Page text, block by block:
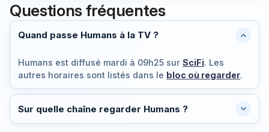
Questions fréquentes
Quand passe Humans à la TV ?
Humans est diffusé mardi à 09h25 surSciFi. Les
autres horaires sont listés dans le bloc où regarder.
Sur quelle chaîne regarder Humans ?